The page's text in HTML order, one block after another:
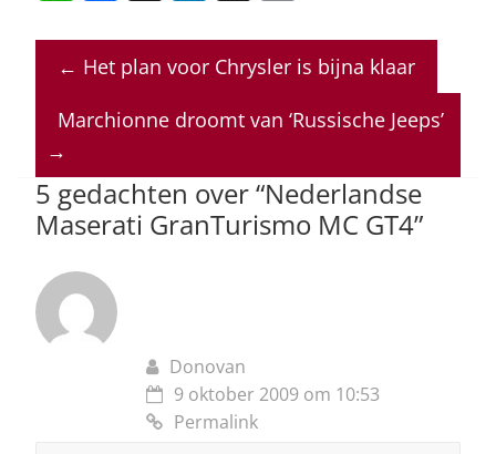
at
s
A
p
c
e
b
o
k
k
e
dI
re
a
d
ai
l
← Het plan voor Chrysler is bijna klaar
Marchionne droomt van ‘Russische Jeeps’
→
5 gedachten over “Nederlandse
Maserati GranTurismo MC GT4”
Donovan
9 oktober 2009 om 10:53
Permalink